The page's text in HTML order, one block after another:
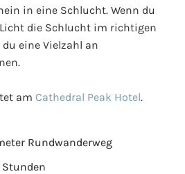
in eine Schlucht. Wenn du
die Schlucht im richtigen
eine Vielzahl an
am Cathedral Peak Hotel.
Rundwanderweg
Stunden